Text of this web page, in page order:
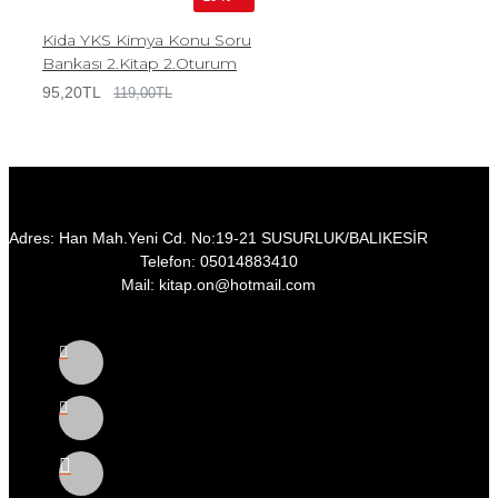
Kida YKS Kimya Konu Soru
Bankası 2.Kitap 2.Oturum
95,20TL 119,00TL
Adres: Han Mah.Yeni Cd. No:19-21 SUSURLUK/BALIKESİR
Telefon: 05014883410
Mail: kitap.on@hotmail.com